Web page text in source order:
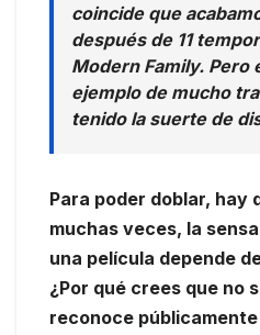
coincide que
después de 11
Modern Family. Pero
ejemplo de mucho
tenido la suerte de
Para poder doblar, hay
muchas veces, la
una película depende
¿Por qué crees que no
reconoce